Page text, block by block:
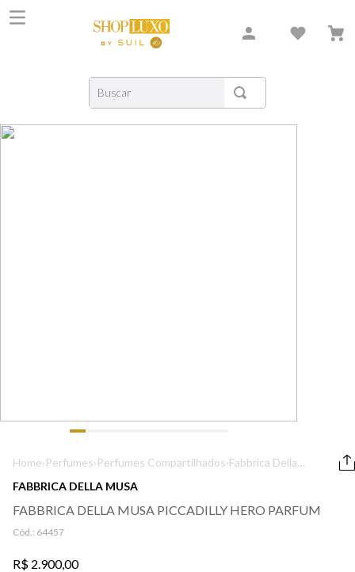
Buscar
Home›Perfumes›Perfumes Compartilhados›Fabbrica Della
FABBRICA DELLA MUSA
FABBRICA DELLA MUSA PICCADILLY HERO PARFUM
Cód.: 64457
R$ 2.900,00